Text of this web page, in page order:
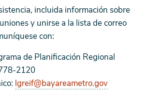
incluida información sobre
y unirse a la lista de correo
con:
de Planificación Regional
2120
lgreif@bayareametro.gov